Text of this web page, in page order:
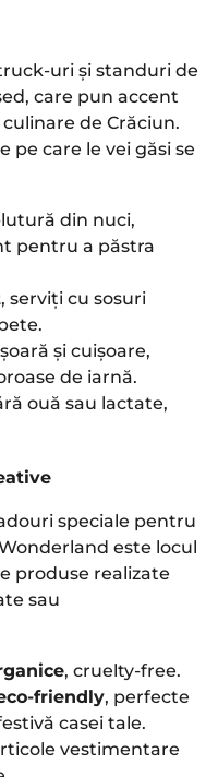
uri și standuri de
care pun accent
de Crăciun.
pe care le vei găsi se
din nuci,
pentru a păstra
, serviți cu sosuri
și cuișoare,
de iarnă.
ouă sau lactate,
speciale pentru
este locul
produse realizate
sau
, cruelty-free.
friendly, perfecte
casei tale.
vestimentare